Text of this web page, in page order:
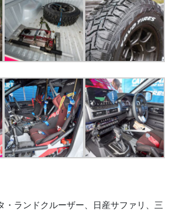
ランドクルーザー、日産サファリ、三